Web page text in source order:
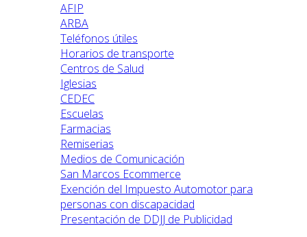
AFIP
ARBA
Teléfonos útiles
Horarios de transporte
Centros de Salud
Iglesias
CEDEC
Escuelas
Farmacias
Remiserias
Medios de Comunicación
San Marcos Ecommerce
Exención del Impuesto Automotor para
personas con discapacidad
Presentación de DDJJ de Publicidad